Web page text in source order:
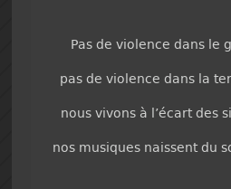
Pas de violence dans le
pas de violence dans la
nous vivons à l’écart des
nos musiques naissent du